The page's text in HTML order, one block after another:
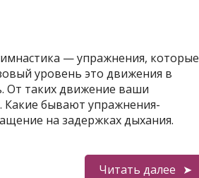
— упражнения, которые
уровень это движения в
От таких движение ваши
Какие бывают упражнения-
на задержках дыхания.
Читать далее